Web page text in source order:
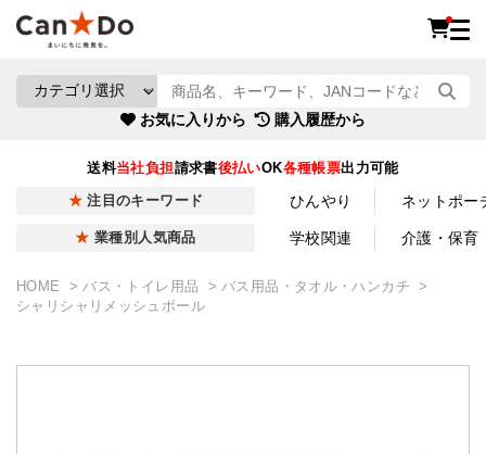
お気に入りから 購入履歴から
送料当社負担請求書後払いOK各種帳票出力可能
注目のキーワード ひんやり ネットポー
業種別人気商品 学校関連 介護・保育
HOME バス・トイレ用品
バス用品・タオル・ハンカチ
シャリシャリメッシュボール